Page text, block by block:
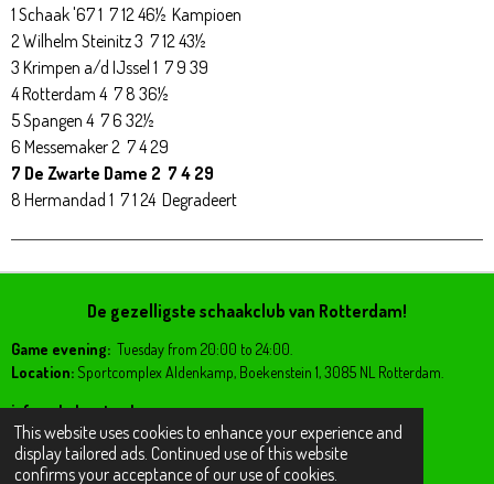
This website uses cookies to enhance your experience and
display tailored ads. Continued use of this website
confirms your acceptance of our use of cookies.
1 Schaak '67 1 7 12 46½ Kampioen
2 Wilhelm Steinitz 3 7 12 43½
3 Krimpen a/d IJssel 1 7 9 39
4 Rotterdam 4 7 8 36½
5 Spangen 4 7 6 32½
6 Messemaker 2 7 4 29
7 De Zwarte Dame 2 7 4 29
8 Hermandad 1 7 1 24 Degradeert
De gezelligste schaakclub van Rotterdam!
Game evening: Tuesday from 20:00 to 24:00.
Location: Sportcomplex Aldenkamp, Boekenstein 1, 3085 NL Rotterdam.
info@shahmata.nl
F
I